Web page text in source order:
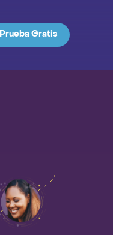
Prueba Gratis